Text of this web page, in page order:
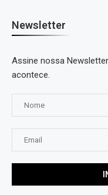
Newsletter
Assine nossa
acontece.